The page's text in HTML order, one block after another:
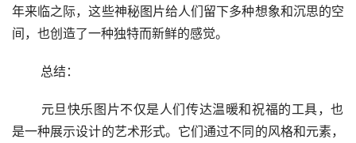
年来临之际，这些神秘图片给人们留下多种想象和沉思的空
间，也创造了一种独特而新鲜的感觉。
总结：
是一种展示设计的艺术形式。它们通过不同的风格和元素，